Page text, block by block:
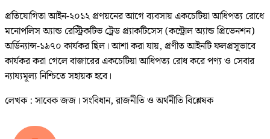
প্রতিযোগিতা আইন-২০১২ প্রণয়নের আগে ব্যবসায় একচেটিয়া আধিপত্য রোধে
মনোপলিস অ্যান্ড রেস্ট্রিকটিভ ট্রেড প্র্যাকটিসেস (কন্ট্রোল অ্যান্ড প্রিভেনশন)
অর্ডিন্যান্স-১৯৭০ কার্যকর ছিল। আশা করা যায়, প্রণীত আইনটি ফলপ্রসূভাবে
কার্যকর করা গেলে বাজারের একচেটিয়া আধিপত্য রোধ করে পণ্য ও সেবার
ন্যায্যমূল্য নিশ্চিতে সহায়ক হবে।
লেখক : সাবেক জজ। সংবিধান, রাজনীতি ও অর্থনীতি বিশ্লেষক